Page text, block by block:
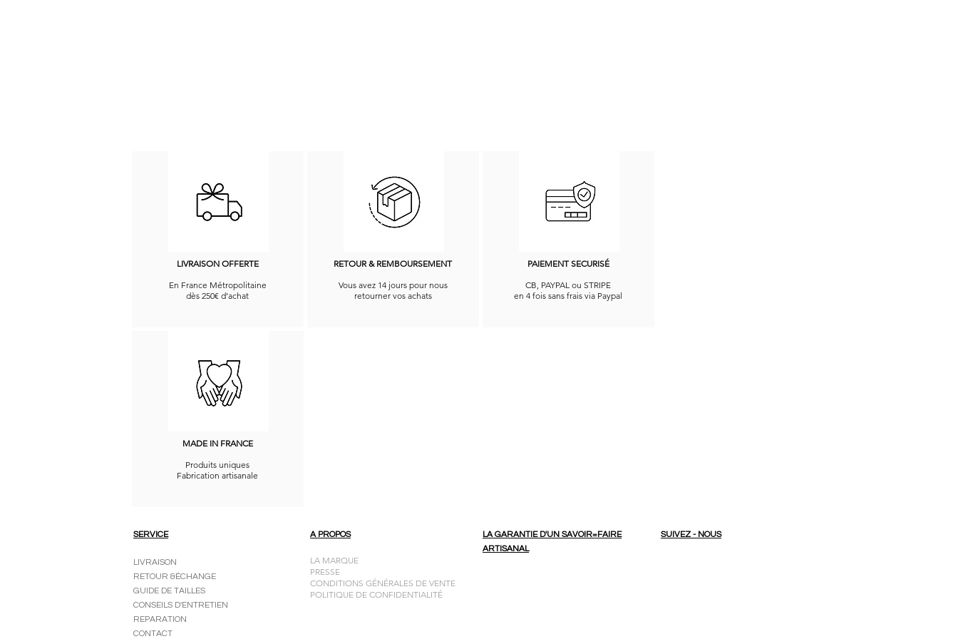
LIVRAISON OFFERTE
En France Métropolitaine
dès 250€ d’achat
RETOUR & REMBOURSEMENT
Vous avez 14 jours pour nous
retourner vos achats
PAIEMENT SECURISÉ
CB, PAYPAL ou STRIPE
en 4 fois sans frais via Paypal
MADE IN FRANCE
Produits uniques
Fabrication artisanale
SERVICE
LIVRAISON
RETOUR &ÉCHANGE
GUIDE DE TAILLES
CONSEILS D'ENTRETIEN
REPARATION
CONTACT
A PROPOS
LA MARQUE
PRESSE
CONDITIONS GÉNÉRALES DE VENTE
POLITIQUE DE CONFIDENTIALITÉ
LA GARANTIE D'UN SAVOIR=FAIRE
ARTISANAL
SUIVEZ - NOUS